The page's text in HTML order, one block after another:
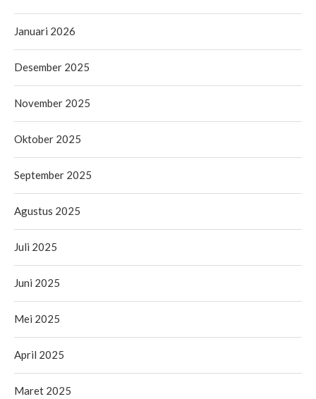
Januari 2026
Desember 2025
November 2025
Oktober 2025
September 2025
Agustus 2025
Juli 2025
Juni 2025
Mei 2025
April 2025
Maret 2025